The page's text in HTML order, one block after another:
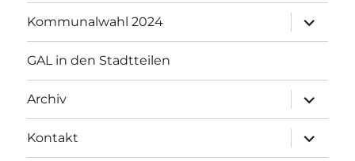
Kommunalwahl 2024
öffnen
GAL in den Stadtteilen
Archiv
öffnen
Kontakt
öffnen